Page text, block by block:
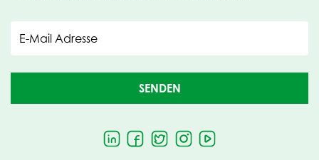
E-Mail Adresse
SENDEN